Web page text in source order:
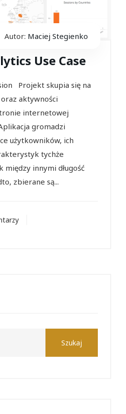
Autor: Maciej Stegienko
Use Case
Projekt skupia się na
aktywności
internetowej
gromadzi
użytkowników, ich
tychże
między innymi długość
zbierane są...